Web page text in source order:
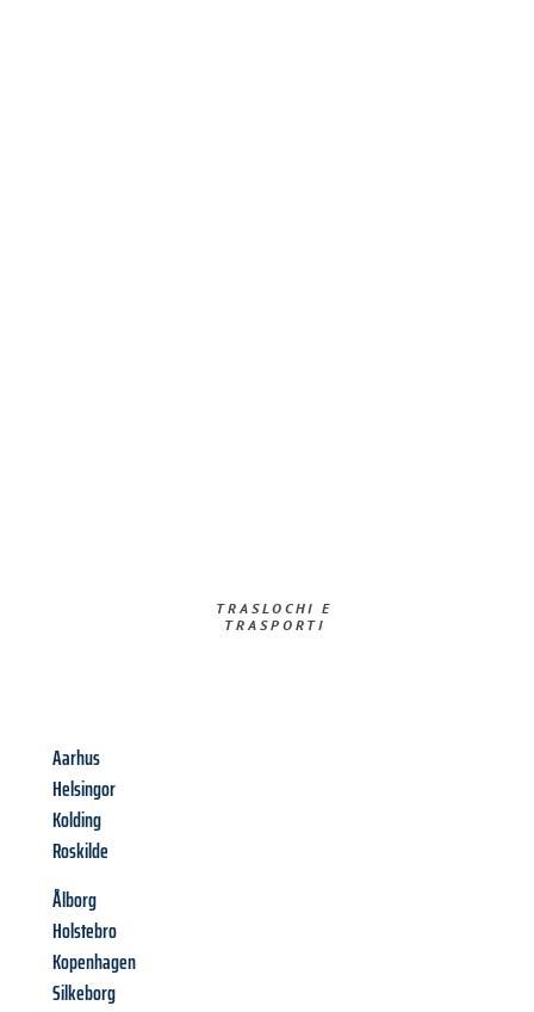
TRASLOCHI E
TRASPORTI​
Aarhus
Helsingor
Kolding
Roskilde
Ålborg
Holstebro
Kopenhagen
Silkeborg